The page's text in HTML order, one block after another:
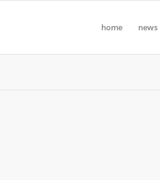
home news